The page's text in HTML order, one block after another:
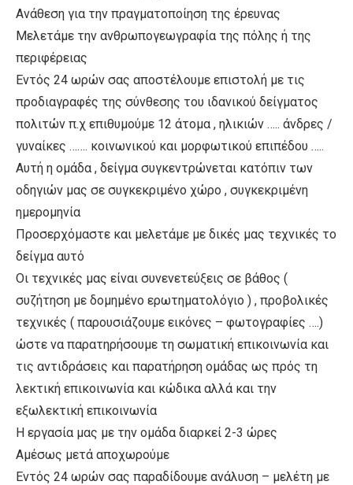
Ανάθεση για την πραγματοποίηση της έρευνας
Μελετάμε την ανθρωπογεωγραφία της πόλης ή της
περιφέρειας
Εντός 24 ωρών σας αποστέλουμε επιστολή με τις
προδιαγραφές της σύνθεσης του ιδανικού δείγματος
πολιτών π.χ επιθυμούμε 12 άτομα , ηλικιών ….. άνδρες /
γυναίκες ……. κοινωνικού και μορφωτικού επιπέδου …..
Αυτή η ομάδα , δείγμα συγκεντρώνεται κατόπιν των
οδηγιών μας σε συγκεκριμένο χώρο , συγκεκριμένη
ημερομηνία
Προσερχόμαστε και μελετάμε με δικές μας τεχνικές το
δείγμα αυτό
Οι τεχνικές μας είναι συνενετεύξεις σε βάθος (
συζήτηση με δομημένο ερωτηματολόγιο ) , προβολικές
τεχνικές ( παρουσιάζουμε εικόνες – φωτογραφίες ….)
ώστε να παρατηρήσουμε τη σωματική επικοινωνία και
τις αντιδράσεις και παρατήρηση ομάδας ως πρός τη
λεκτική επικοινωνία και κώδικα αλλά και την
εξωλεκτική επικοινωνία
Η εργασία μας με την ομάδα διαρκεί 2-3 ώρες
Αμέσως μετά αποχωρούμε
Εντός 24 ωρών σας παραδίδουμε ανάλυση – μελέτη με